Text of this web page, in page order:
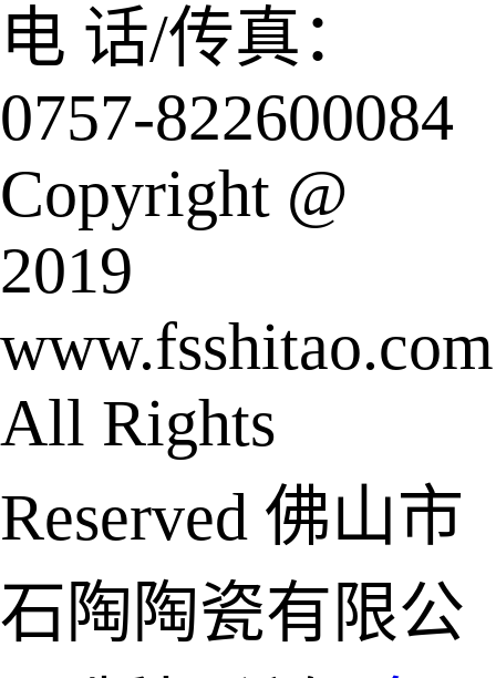
电 话/传真：
0757-822600084
Copyright @
2019
www.fsshitao.com
All Rights
Reserved 佛山市
石陶陶瓷有限公